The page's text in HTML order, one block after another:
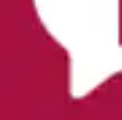
Sanetta
Sansibar
Schiesser
Seidensticker